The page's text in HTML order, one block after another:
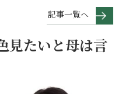
記事一覧へ
見たいと母は言